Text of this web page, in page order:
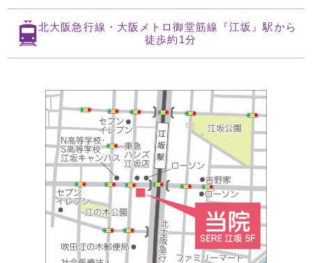
北大阪急行線・大阪メトロ御堂筋線
『江坂』駅から
徒歩約1分